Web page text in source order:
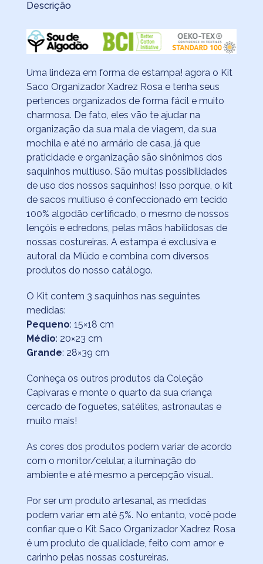
Descrição
Uma lindeza em forma de estampa! agora o Kit
Saco Organizador Xadrez Rosa e tenha seus
pertences organizados de forma fácil e muito
charmosa. De fato, eles vão te ajudar na
organização da sua mala de viagem, da sua
mochila e até no armário de casa, já que
praticidade e organização são sinônimos dos
saquinhos multiuso. São muitas possibilidades
de uso dos nossos saquinhos! Isso porque, o kit
de sacos multiuso é confeccionado em tecido
100% algodão certificado, o mesmo de nossos
lençóis e edredons, pelas mãos habilidosas de
nossas costureiras. A estampa é exclusiva e
autoral da Miüdo e combina com diversos
produtos do nosso catálogo.
O Kit contem 3 saquinhos nas seguintes
medidas:
Pequeno: 15×18 cm
Médio: 20×23 cm
Grande: 28×39 cm
Conheça os outros produtos da Coleção
Capivaras e monte o quarto da sua criança
cercado de foguetes, satélites, astronautas e
muito mais!
As cores dos produtos podem variar de acordo
com o monitor/celular, a iluminação do
ambiente e até mesmo a percepção visual.
Por ser um produto artesanal, as medidas
podem variar em até 5%. No entanto, você pode
confiar que o Kit Saco Organizador Xadrez Rosa
é um produto de qualidade, feito com amor e
carinho pelas nossas costureiras.